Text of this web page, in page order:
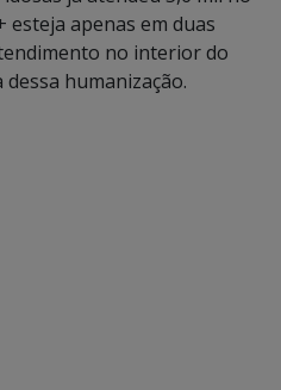
esteja apenas em duas
no interior do
humanização.